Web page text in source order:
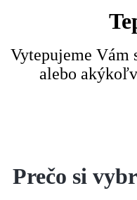
Vytepujeme Vám
alebo
Prečo si